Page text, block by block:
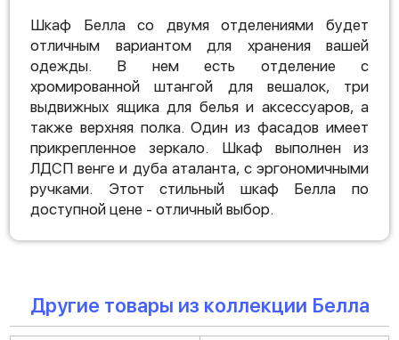
Шкаф Белла со двумя отделениями будет
отличным вариантом для хранения вашей
одежды. В нем есть отделение с
хромированной штангой для вешалок, три
выдвижных ящика для белья и аксессуаров, а
также верхняя полка. Один из фасадов имеет
прикрепленное зеркало. Шкаф выполнен из
ЛДСП венге и дуба аталанта, с эргономичными
ручками. Этот стильный шкаф Белла по
доступной цене - отличный выбор.
Другие товары из коллекции Белла